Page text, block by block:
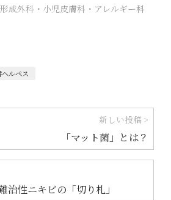
成外科・小児皮膚科・アレルギー科
ヘルペス
治性ニキビの「切り札」
新しい投稿 >
「マット菌」とは？